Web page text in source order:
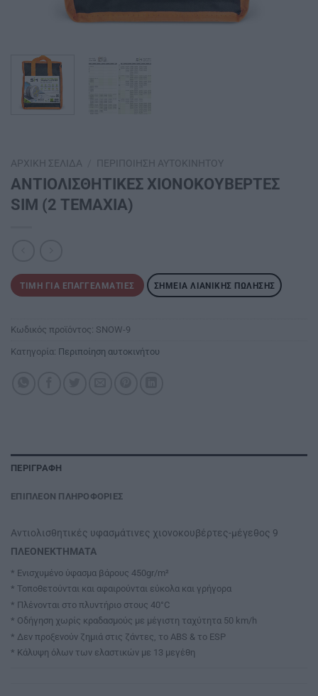
ΑΡΧΙΚΉ ΣΕΛΊΔΑ ΠΕΡΙΠΟΊΗΣΗ ΑΥΤΟΚΙΝΉΤΟΥ
ΑΝΤΙΟΛΙΣΘΗΤΙΚΕΣ ΧΙΟΝΟΚΟΥΒΕΡΤΕΣ
SΙΜ (2 ΤΕΜΑΧΙΑ)
ΤΙΜΉ ΓΙΑ ΕΠΑΓΓΕΛΜΑΤΊΕΣ ΣΗΜΕΊΑ ΛΙΑΝΙΚΉΣ ΠΏΛΗΣΗΣ
Κωδικός προϊόντος: SNOW-9
Κατηγορία: Περιποίηση αυτοκινήτου
ΠΕΡΙΓΡΑΦΉ
ΕΠΙΠΛΈΟΝ ΠΛΗΡΟΦΟΡΊΕΣ
Αντιολισθητικές υφασμάτινες χιονοκουβέρτες-μέγεθος 9
ΠΛΕΟΝΕΚΤΗΜΑΤΑ
* Ενισχυμένο ύφασμα βάρους 450gr/m²
* Τοποθετούνται και αφαιρούνται εύκολα και γρήγορα
* Πλένονται στο πλυντήριο στους 40°C
* Oδήγηση χωρίς κραδασμούς με μέγιστη ταχύτητα 50 km/h
* Δεν προξενούν ζημιά στις ζάντες, το ABS & το ESP
* Κάλυψη όλων των ελαστικών με 13 μεγέθη